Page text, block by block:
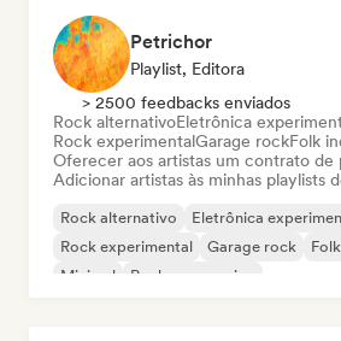
Petrichor
Playlist, Editora
> 2500 feedbacks enviados
Rock alternativoEletrônica
Rock experimentalGarage rockFolk
Oferecer aos artistas um contrato de
Adicionar artistas às minhas playlists
Rock alternativo
Eletrônica
Rock experimental
Garage rock
Minimal
Rock progressivo